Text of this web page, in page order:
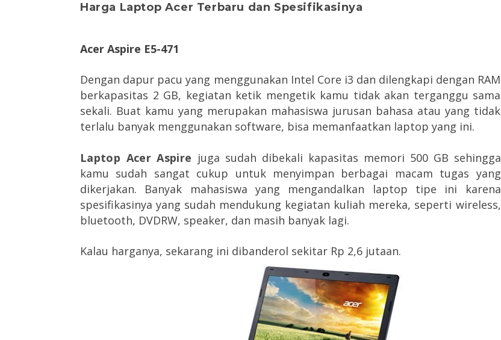
Harga Laptop Acer Terbaru dan Spesifikasinya
Acer Aspire E5-471
Dengan dapur pacu yang menggunakan Intel Core i3 dan dilengkapi dengan RAM
berkapasitas 2 GB, kegiatan ketik mengetik kamu tidak akan terganggu sama
sekali. Buat kamu yang merupakan mahasiswa jurusan bahasa atau yang tidak
terlalu banyak menggunakan software, bisa memanfaatkan laptop yang ini.
Laptop Acer Aspire juga sudah dibekali kapasitas memori 500 GB sehingga
kamu sudah sangat cukup untuk menyimpan berbagai macam tugas yang
dikerjakan. Banyak mahasiswa yang mengandalkan laptop tipe ini karena
spesifikasinya yang sudah mendukung kegiatan kuliah mereka, seperti wireless,
bluetooth, DVDRW, speaker, dan masih banyak lagi.
Kalau harganya, sekarang ini dibanderol sekitar Rp 2,6 jutaan.